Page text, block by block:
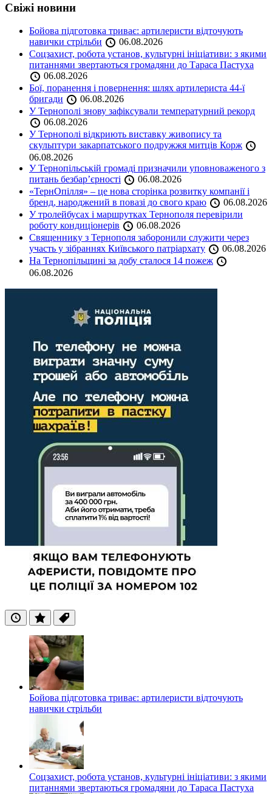
Свіжі новини
Бойова підготовка триває: артилеристи відточують
навички стрільби
06.08.2026
Соцзахист, робота установ, культурні ініціативи: з якими
питаннями звертаються громадяни до Тараса Пастуха
06.08.2026
Бої, поранення і повернення: шлях артилериста 44-ї
бригади
06.08.2026
У Тернополі знову зафіксували температурний рекорд
06.08.2026
У Тернополі відкриють виставку живопису та
скульптури закарпатського подружжя митців Корж
06.08.2026
У Тернопільській громаді призначили уповноваженого з
питань безбар’єрності
06.08.2026
«ТернОпілля» – це нова сторінка розвитку компанії і
бренд, народжений в повазі до свого краю
06.08.2026
У тролейбусах і маршрутках Тернополя перевірили
роботу кондиціонерів
06.08.2026
Священнику з Тернополя заборонили служити через
участь у зібраннях Київського патріархату
06.08.2026
На Тернопільщині за добу сталося 14 пожеж
06.08.2026
ОстанніПопулярні
Теги
Бойова підготовка триває: артилеристи відточують
навички стрільби
Соцзахист, робота установ, культурні ініціативи: з якими
питаннями звертаються громадяни до Тараса Пастуха